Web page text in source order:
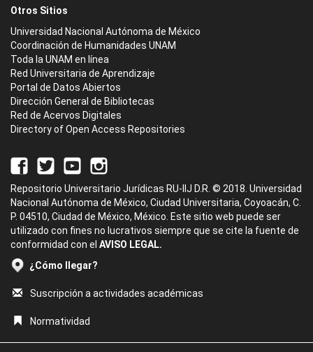
Otros Sitios
Universidad Nacional Autónoma de México
Coordinación de Humanidades UNAM
Toda la UNAM en línea
Red Universitaria de Aprendizaje
Portal de Datos Abiertos
Dirección General de Bibliotecas
Red de Acervos Digitales
Directory of Open Access Repositories
Repositorio Universitario Jurídicas RU-IIJ D.R. © 2018. Universidad
Nacional Autónoma de México, Ciudad Universitaria, Coyoacán, C.
P. 04510, Ciudad de México, México. Este sitio web puede ser
utilizado con fines no lucrativos siempre que se cite la fuente de
conformidad con el AVISO LEGAL.
¿Cómo llegar?
Suscripción a actividades académicas
Normatividad